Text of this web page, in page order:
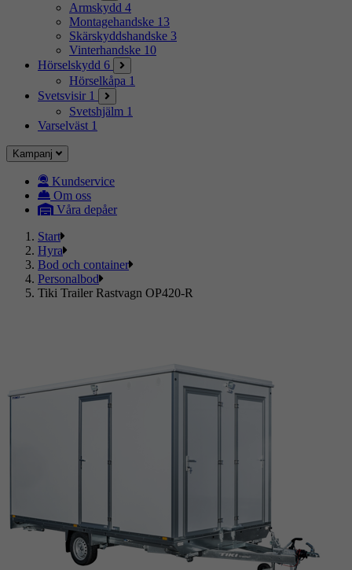
Armskydd 4
Montagehandske 13
Skärskyddshandske 3
Vinterhandske 10
Hörselskydd 6
Hörselkåpa 1
Svetsvisir 1
Svetshjälm 1
Varselväst 1
Kampanj
Kundservice
Om oss
Våra depåer
Start
Hyra
Bod och container
Personalbod
Tiki Trailer Rastvagn OP420-R